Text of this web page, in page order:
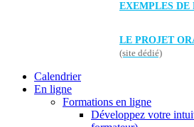
EXEMPLES DE
LE PROJET
(site dédié)
Calendrier
En ligne
Formations en ligne
Développez votre